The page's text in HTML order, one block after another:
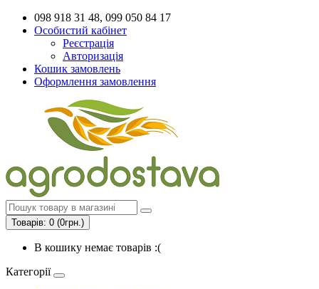
098 918 31 48, 099 050 84 17
Особистий кабінет
Реєстрація
Авторизація
Кошик замовлень
Оформлення замовлення
Товарів: 0 (0грн.)
В кошику немає товарів :(
Категорії